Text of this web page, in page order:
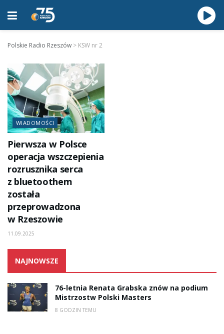
Polskie Radio Rzeszów > KSW nr 2
WIADOMOŚCI
Pierwsza w Polsce
operacja wszczepienia
rozrusznika serca
z bluetoothem
została
przeprowadzona
w Rzeszowie
11.09.2025
NAJNOWSZE
76-letnia Renata Grabska znów na podium
Mistrzostw Polski Masters
8 GODZIN TEMU